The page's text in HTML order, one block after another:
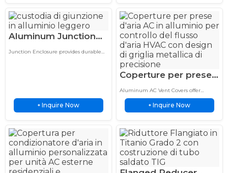
meccanici e industriali.
Aluminum Junction
Enclosure Custom
Junction Enclosure provides durable
+ Inquire Now
Coperture per prese
d'aria AC in alluminio,
fabbricazione su
misura con saldatura
Aluminum AC Vent Covers offer
durable HVAC ventilation with
corrosion-resistant aluminum, smooth
airflow control, and reliable
+ Inquire Now